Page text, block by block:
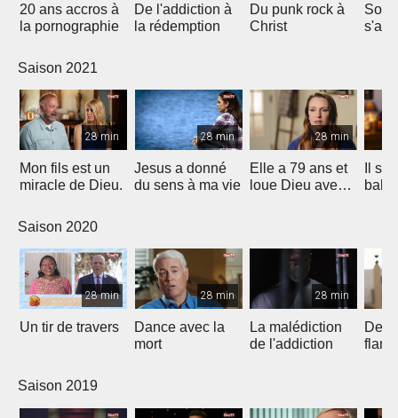
20 ans accros à
la pornographie
De l'addiction à
la rédemption
Du punk rock à
Christ
Son
Saison 2021
28 min
Mon fils est un
miracle de Dieu.
28 min
Jesus a donné
du sens à ma vie
28 min
Elle a 79 ans et
loue Dieu avec
Il
bale
Saison 2020
28 min
Un tir de travers
28 min
Dance avec la
mort
28 min
La malédiction
de l'addiction
Saison 2019